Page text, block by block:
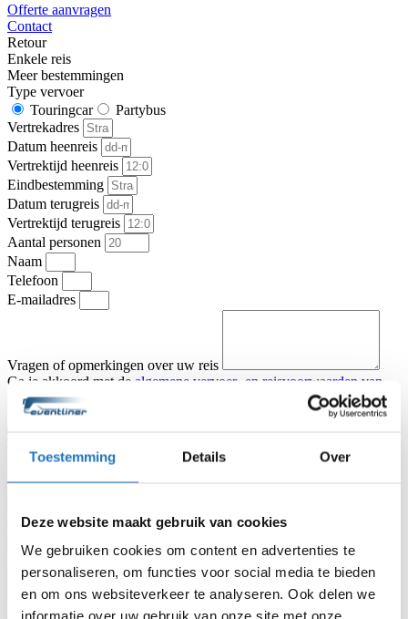
Toestemming Details Over
Deze website maakt gebruik van cookies
We gebruiken cookies om content en advertenties te
personaliseren, om functies voor social media te bieden
en om ons websiteverkeer te analyseren. Ook delen we
informatie over uw gebruik van onze site met onze
Offerte aanvragen
Contact
Retour
Enkele reis
Meer bestemmingen
Type vervoer
Touringcar
Partybus
Vertrekadres
Datum heenreis
Vertrektijd heenreis
Eindbestemming
Datum terugreis
Vertrektijd terugreis
Aantal personen
Naam
Telefoon
E-mailadres
Vragen of opmerkingen over uw reis
Ga je akkoord met de algemene vervoer- en reisvoorwaarden van
KNV Busvervoer
Ik ga akkoord
Type vervoer
Vertrekadres
Vertrektijd heenreis
Eindbestemming
Aantal personen
Naam
Telefoon